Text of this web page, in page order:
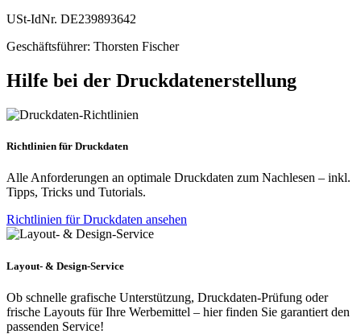
USt-IdNr. DE239893642
Geschäftsführer: Thorsten Fischer
Hilfe bei der Druckdatenerstellung
Richtlinien für Druckdaten
Alle Anforderungen an optimale Druckdaten zum Nachlesen – inkl.
Tipps, Tricks und Tutorials.
Richtlinien für Druckdaten ansehen
Layout- & Design-Service
Ob schnelle grafische Unterstützung, Druckdaten-Prüfung oder
frische Layouts für Ihre Werbemittel – hier finden Sie garantiert den
passenden Service!